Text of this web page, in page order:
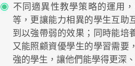
不同適異性教學策略的運用
等，更讓能力相異的學生互助
到以強帶弱的效果；同時能培
又能照顧資優學生的學習需要
強的學生，讓他們能學得更深